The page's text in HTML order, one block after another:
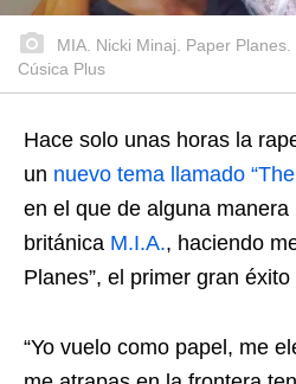
MIA. Nicki Minaj. Paper
Cúsica Plus
Hace solo unas horas la
un nuevo tema llamado
en el que de alguna
británica M.I.A., haciendo
Planes”, el primer gran
“Yo vuelo como papel, me